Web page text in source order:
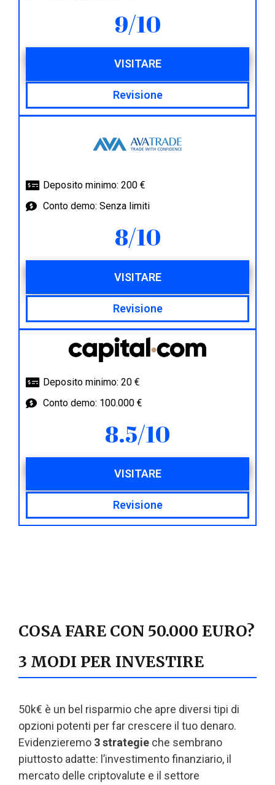
9/10
VISITARE
Revisione
Deposito minimo: 200 €
Conto demo: Senza limiti
8/10
VISITARE
Revisione
Deposito minimo: 20 €
Conto demo: 100.000 €
8.5/10
VISITARE
Revisione
COSA FARE CON 50.000 EURO?
3 MODI PER INVESTIRE
50k€ è un bel risparmio che apre diversi tipi di
opzioni potenti per far crescere il tuo denaro.
Evidenzieremo 3 strategie che sembrano
piuttosto adatte: l’investimento finanziario, il
mercato delle criptovalute e il settore